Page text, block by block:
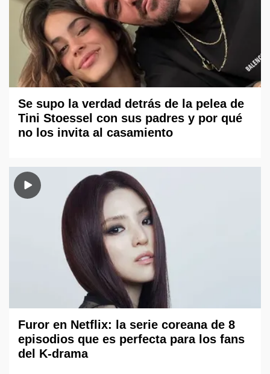
Se supo la verdad detrás de la pelea de
Tini Stoessel con sus padres y por qué
no los invita al casamiento
Furor en Netflix: la serie coreana de 8
episodios que es perfecta para los fans
del K-drama